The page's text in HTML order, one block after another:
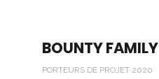
BOUNTY FAMILY
PORTEURS DE PROJET 2020